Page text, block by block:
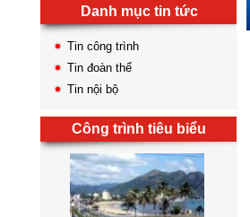
Danh mục tin tức
Tin công trình
Tin đoàn thể
Tin nội bộ
Công trình tiêu biểu
Sân đường - cấp thoát nước -
điện chiếu sáng - hồ cảnh và
phòng cháy chữa cháy